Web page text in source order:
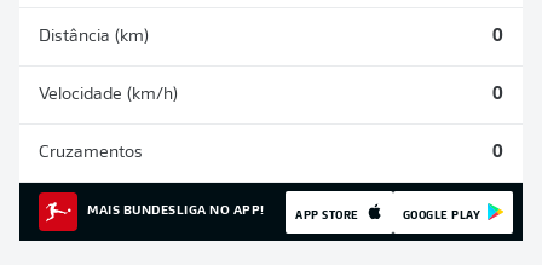
Distância (km) 0
Velocidade (km/h) 0
Cruzamentos 0
MAIS BUNDESLIGA NO APP! APP STORE GOOGLE PLAY